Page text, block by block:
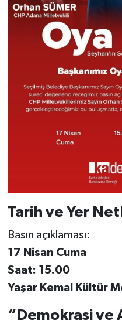
Tarih ve Yer
Basın açıklaması:
17 Nisan Cuma
Saat: 15.00
Yaşar Kemal Kültür
“Demokrasi ve